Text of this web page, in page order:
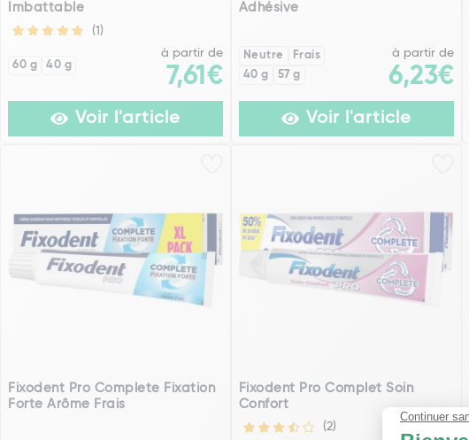
Imbattable
(1)
60 g 40 g
à partir de
7,61€
Voir l'article
Adhésive
Neutre
Frais
40 g
57 g
à partir de
6,23€
Voir l'article
Fixodent Pro Complete Fixation
Forte Arôme Frais
Fixodent Pro Complet Soin
Confort
(2)